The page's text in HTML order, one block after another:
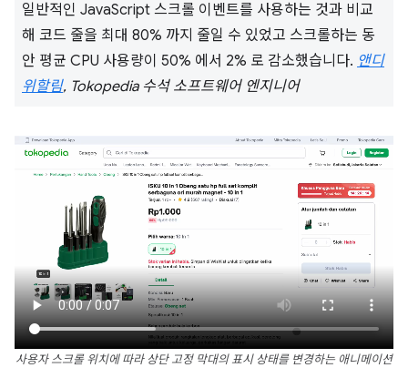
일반적인 JavaScript 스크롤 이벤트를 사용하는 것과 비교
해 코드 줄을 최대 80% 까지 줄일 수 있었고 스크롤하는 동
안 평균 CPU 사용량이 50% 에서 2% 로 감소했습니다. 앤디
위할림, Tokopedia 수석 소프트웨어 엔지니어
사용자 스크롤 위치에 따라 상단 고정 막대의 표시 상태를 변경하는 애니메이션